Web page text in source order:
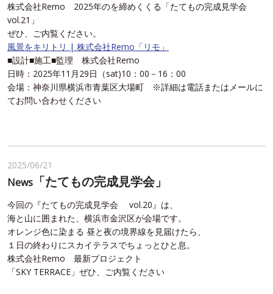
株式会社Remo 2025年のを締めくくる「たてもの完成見学会
vol.21」
ぜひ、ご内覧ください。
風景をキリトリ | 株式会社Remo「リモ」
■設計■施工■監理 株式会社Remo
日時：2025年11月29日（sat)10：00－16：00
会場：神奈川県横浜市青葉区大場町 ※詳細は電話またはメールに
てお問い合わせください
2025/06/21
News 「たてもの完成見学会」
今回の『たてもの完成見学会 vol.20』は、
海と山に囲まれた、横浜市金沢区が会場です。
オレンジ色に染まる 昼と夜の境界線を見届けたら、
１日の終わりにスカイテラスでちょっとひと息。
株式会社Remo 最新プロジェクト
「SKY TERRACE」ぜひ、ご内覧ください